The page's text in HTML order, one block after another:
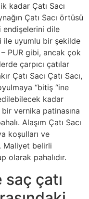
kadar Çatı Sacı
Çatı Sacı örtüsü
endişelerini dile
ile uyumlu bir şekilde
PUR gibi, ancak çok
çarpıcı çatılar
Çatı Sacı Çatı Sacı,
“bitiş “ine
kadar
vernika patinasına
Alaşım Çatı Sacı
koşulları ve
Maliyet belirli
olarak pahalıdır.
çatı